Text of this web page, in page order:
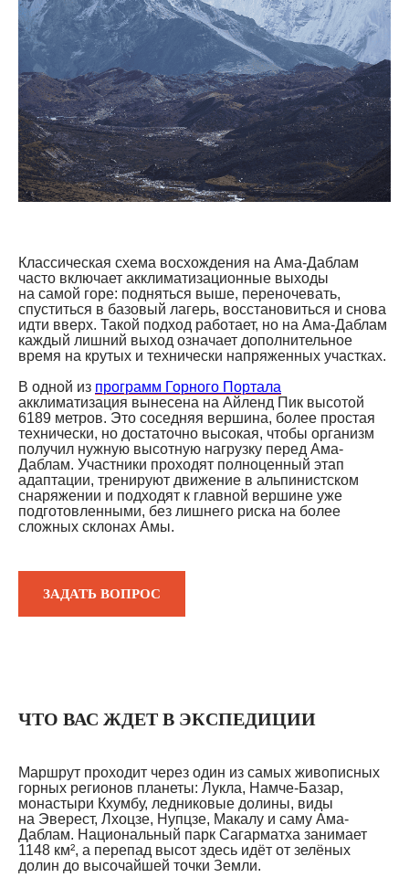
Классическая схема восхождения на Ама-Даблам
часто включает акклиматизационные выходы
на самой горе: подняться выше, переночевать,
спуститься в базовый лагерь, восстановиться и снова
идти вверх. Такой подход работает, но на Ама-Даблам
каждый лишний выход означает дополнительное
время на крутых и технически напряженных участках.
В одной из программ Горного Портала
акклиматизация вынесена на Айленд Пик высотой
6189 метров. Это соседняя вершина, более простая
технически, но достаточно высокая, чтобы организм
получил нужную высотную нагрузку перед Ама-
Даблам. Участники проходят полноценный этап
адаптации, тренируют движение в альпинистском
снаряжении и подходят к главной вершине уже
подготовленными, без лишнего риска на более
сложных склонах Амы.
ЗАДАТЬ ВОПРОС
ЧТО ВАС ЖДЕТ В ЭКСПЕДИЦИИ
Маршрут проходит через один из самых живописных
горных регионов планеты: Лукла, Намче-Базар,
монастыри Кхумбу, ледниковые долины, виды
на Эверест, Лхоцзе, Нупцзе, Макалу и саму Ама-
Даблам. Национальный парк Сагарматха занимает
1148 км², а перепад высот здесь идёт от зелёных
долин до высочайшей точки Земли.